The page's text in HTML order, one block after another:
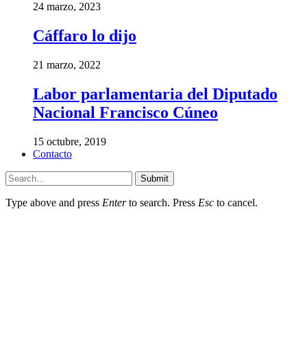
24 marzo, 2023
Cáffaro lo dijo
21 marzo, 2022
Labor parlamentaria del Diputado
Nacional Francisco Cúneo
15 octubre, 2019
Contacto
Submit
Type above and press Enterto search. Press Esc to cancel.